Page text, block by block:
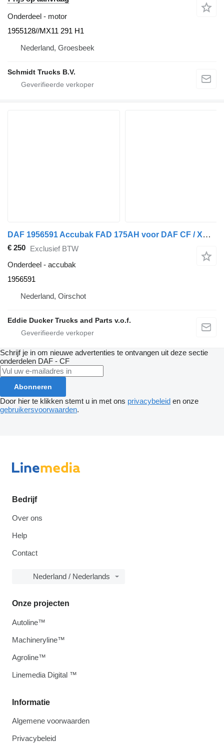
Onderdeel - motor
1955128//MX11 291 H1
Nederland, Groesbeek
Schmidt Trucks B.V.
DAF 1956591 Accubak FAD 175AH voor DAF CF / XD / XF vrachtwagen
€ 250 Exclusief BTW
Onderdeel - accubak
1956591
Nederland, Oirschot
Eddie Ducker Trucks and Parts v.o.f.
Schrijf je in om nieuwe advertenties te ontvangen uit deze sectie
onderdelen DAF - CF
Abonneren
Door hier te klikken stemt u in met ons privacybeleid en onze
gebruikersvoorwaarden.
Bedrijf
Over ons
Help
Contact
Nederland / Nederlands
Informatie
Algemene voorwaarden
Privacybeleid
Onze projecten
Autoline™
Machineryline™
Agroline™
Linemedia Digital ™